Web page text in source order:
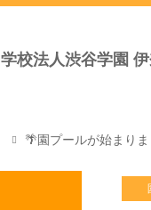
🌴園プールが始まり